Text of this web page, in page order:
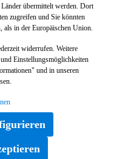
übermittelt werden. Dort
zugreifen und Sie könnten
als in der Europäischen Union.
widerrufen. Weitere
Einstellungsmöglichkeiten
und in unseren